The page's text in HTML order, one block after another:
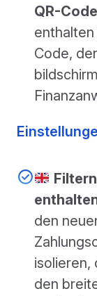
QR-Code
Code,
den
isolieren,
den